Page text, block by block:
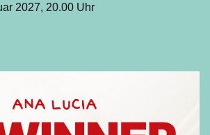
2027, 20.00 Uhr